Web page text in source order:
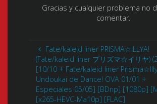
Gracias y cualquier problema no
comentar.
Fate/kaleid liner PRISMA☆ILLYA!
(Fate/kaleid liner プリズマ☆イリヤ)
[10/10 + Fate/kaleid liner
Undoukai de Dance! OVA 01/01 +
Especiales 05/05] [BDrip] [1080p]
[x265-HEVC-Ma10p] [FLAC]